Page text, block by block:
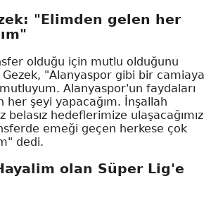
"Elimden gelen her
olduğu için mutlu olduğunu
"Alanyaspor gibi bir camiaya
Alanyaspor'un faydaları
her şeyi yapacağım. İnşallah
belasız hedeflerimize ulaşacağımız
emeği geçen herkese çok
dedi.
olan Süper Lig'e